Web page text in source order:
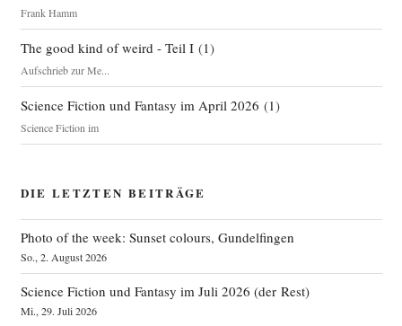
Frank Hamm
The good kind of weird - Teil I(1)
Aufschrieb zur Me...
Science Fiction und Fantasy im April 2026 (1)
Science Fiction im
DIE LETZTEN BEITRÄGE
Photo of the week: Sunset colours, Gundelfingen
So., 2. August 2026
Science Fiction und Fantasy im Juli 2026 (der Rest)
Mi., 29. Juli 2026